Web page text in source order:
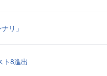
リ」
ト8進出